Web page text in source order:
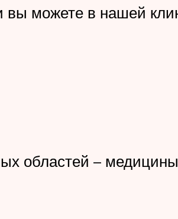
вы можете в нашей
областей –